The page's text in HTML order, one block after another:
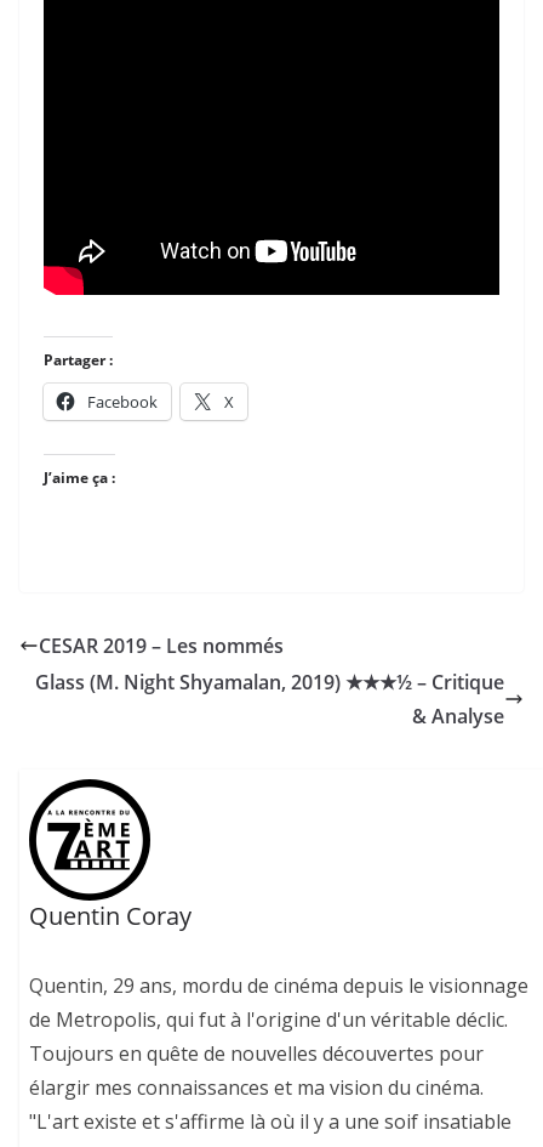
Partager :
Facebook X
J’aime ça :
CESAR 2019 – Les nommés
Glass (M. Night Shyamalan, 2019) ★★★½ – Critique
& Analyse
Quentin Coray
Quentin, 29 ans, mordu de cinéma depuis le visionnage
de Metropolis, qui fut à l'origine d'un véritable déclic.
Toujours en quête de nouvelles découvertes pour
élargir mes connaissances et ma vision du cinéma.
"L'art existe et s'affirme là où il y a une soif insatiable